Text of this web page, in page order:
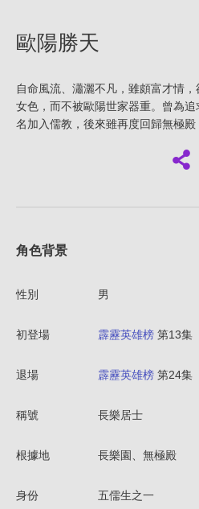
歐陽勝天
自命風流、瀟灑不凡，雖頗富才情
女色，而不被歐陽世家器重。曾為
名加入儒教，後來雖再度回歸無極殿
角色背景
性別 男
初登場 霹靂英雄榜 第13集
退場 霹靂英雄榜 第24集
稱號 長樂居士
根據地 長樂園、無極殿
身份 五儒生之一